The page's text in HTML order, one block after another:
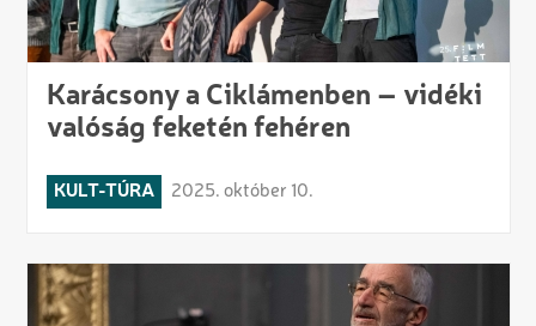
Karácsony a Ciklámenben – vidéki
valóság feketén fehéren
KULT-TÚRA 2025. október 10.